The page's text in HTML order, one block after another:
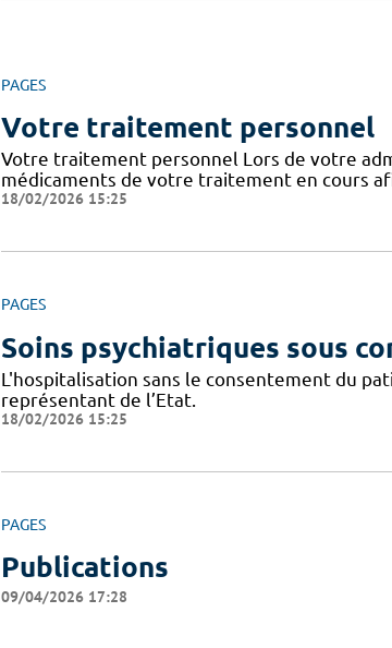
PAGES
Votre traitement personnel
Votre traitement personnel Lors de votre
médicaments de votre traitement en cours
18/02/2026 15:25
PAGES
Soins psychiatriques sous
L'hospitalisation sans le consentement du
représentant de l’Etat.
18/02/2026 15:25
PAGES
Publications
09/04/2026 17:28